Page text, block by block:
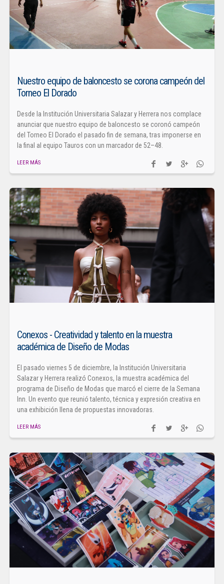
Nuestro equipo de baloncesto se corona campeón del
Torneo El Dorado
Desde la Institución Universitaria Salazar y Herrera nos complace
anunciar que nuestro equipo de baloncesto se coronó campeón
del Torneo El Dorado el pasado fin de semana, tras imponerse en
la final al equipo Tauros con un marcador de 52–48.
LEER MÁS
Conexos - Creatividad y talento en la muestra
académica de Diseño de Modas
El pasado viernes 5 de diciembre, la Institución Universitaria
Salazar y Herrera realizó Conexos, la muestra académica del
programa de Diseño de Modas que marcó el cierre de la Semana
Inn. Un evento que reunió talento, técnica y expresión creativa en
una exhibición llena de propuestas innovadoras.
LEER MÁS